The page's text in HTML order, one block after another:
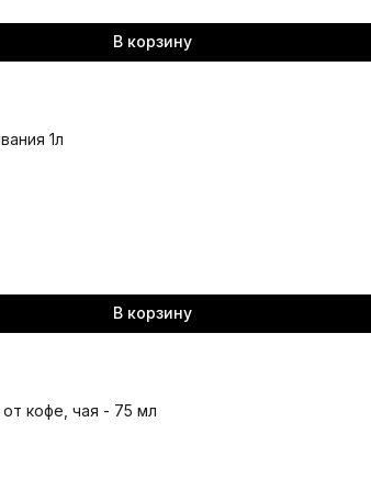
В корзину
1л
В корзину
кофе, чая - 75 мл